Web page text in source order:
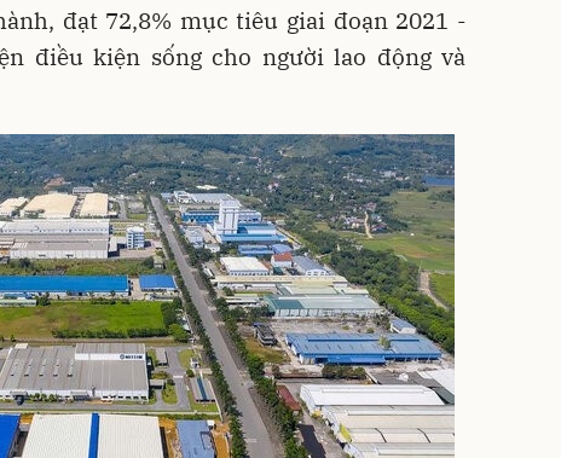
đạt 72,8% mục tiêu giai đoạn 2021 -
điều kiện sống cho người lao động và